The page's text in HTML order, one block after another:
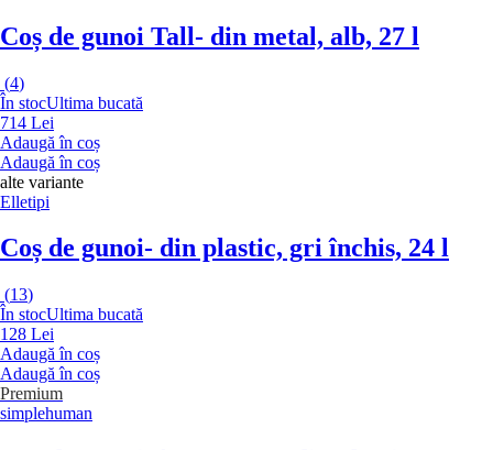
Coș de gunoi Tall- din metal, alb, 27 l
(4)
În stocUltima bucată
714 Lei
Adaugă în coș
Adaugă în coș
alte variante
Elletipi
Coș de gunoi- din plastic, gri închis, 24 l
(13)
În stocUltima bucată
128 Lei
Adaugă în coș
Adaugă în coș
Premium
simplehuman